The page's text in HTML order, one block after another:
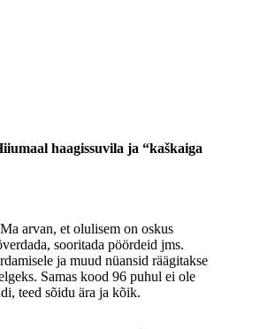
haagissuvila ja “kaškaiga
arvan, et olulisem on oskus
sooritada pöördeid jms.
ja muud nüansid räägitakse
Samas kood 96 puhul ei ole
teed sõidu ära ja kõik.